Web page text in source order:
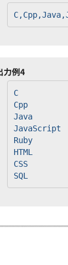
力例4
C
Cpp
Java
JavaScript
Ruby
HTML
CSS
SQL